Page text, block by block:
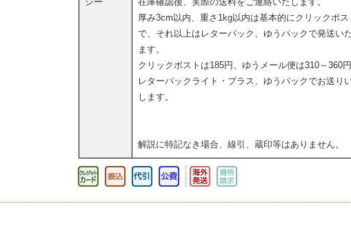
厚み3cm以内、重さ1kg以内は基本的にクリックポス
で、それ以上はレターパック、ゆうパックで発送い
ます。
クリックポストは185円、ゆうメール便は310～360円
レターパックライト・プラス、ゆうパックでお送り
します。
解説に特記なき場合、線引、蔵印等はありません。